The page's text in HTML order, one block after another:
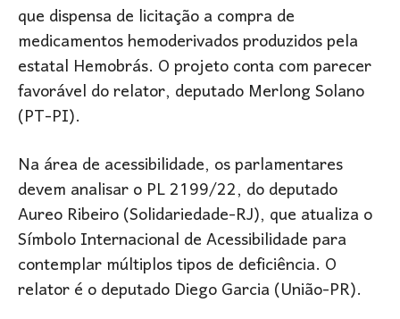
que dispensa de licitação a compra de
medicamentos hemoderivados produzidos pela
estatal Hemobrás. O projeto conta com parecer
favorável do relator, deputado Merlong Solano
(PT-PI).
Na área de acessibilidade, os parlamentares
devem analisar o PL 2199/22, do deputado
Aureo Ribeiro (Solidariedade-RJ), que atualiza o
Símbolo Internacional de Acessibilidade para
contemplar múltiplos tipos de deficiência. O
relator é o deputado Diego Garcia (União-PR).